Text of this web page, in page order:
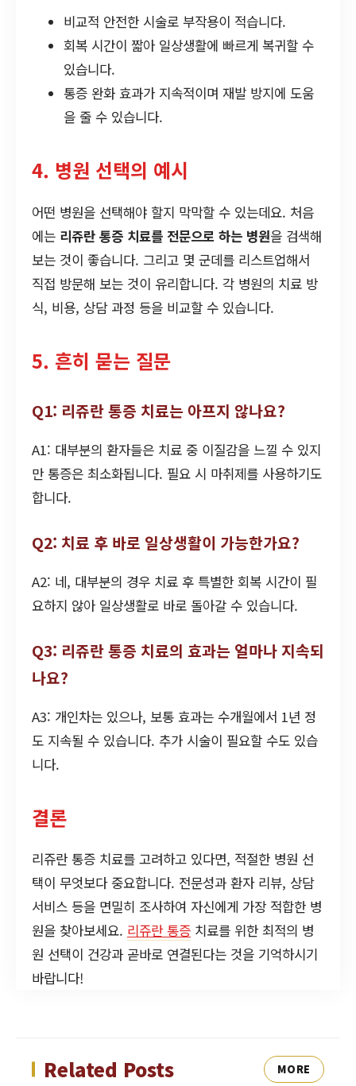
비교적 안전한 시술로 부작용이 적습니다.
회복 시간이 짧아 일상생활에 빠르게 복귀할 수
있습니다.
통증 완화 효과가 지속적이며 재발 방지에 도움
을 줄 수 있습니다.
4. 병원 선택의 예시
어떤 병원을 선택해야 할지 막막할 수 있는데요. 처음
에는 리쥬란 통증 치료를 전문으로 하는 병원을 검색해
보는 것이 좋습니다. 그리고 몇 군데를 리스트업해서
직접 방문해 보는 것이 유리합니다. 각 병원의 치료 방
식, 비용, 상담 과정 등을 비교할 수 있습니다.
5. 흔히 묻는 질문
Q1: 리쥬란 통증 치료는 아프지 않나요?
A1: 대부분의 환자들은 치료 중 이질감을 느낄 수 있지
만 통증은 최소화됩니다. 필요 시 마취제를 사용하기도
합니다.
Q2: 치료 후 바로 일상생활이 가능한가요?
A2: 네, 대부분의 경우 치료 후 특별한 회복 시간이 필
요하지 않아 일상생활로 바로 돌아갈 수 있습니다.
Q3: 리쥬란 통증 치료의 효과는 얼마나 지속되
나요?
A3: 개인차는 있으나, 보통 효과는 수개월에서 1년 정
도 지속될 수 있습니다. 추가 시술이 필요할 수도 있습
니다.
결론
리쥬란 통증 치료를 고려하고 있다면, 적절한 병원 선
택이 무엇보다 중요합니다. 전문성과 환자 리뷰, 상담
서비스 등을 면밀히 조사하여 자신에게 가장 적합한 병
원을 찾아보세요. 리쥬란 통증 치료를 위한 최적의 병
원 선택이 건강과 곧바로 연결된다는 것을 기억하시기
바랍니다!
Related Posts MORE